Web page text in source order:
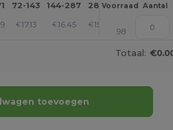
72-143 144-287 288 + Meer
Voorraad Aantal
€ 17.13 € 16.45 €15.76 +
98
Totaal:
toevoegen